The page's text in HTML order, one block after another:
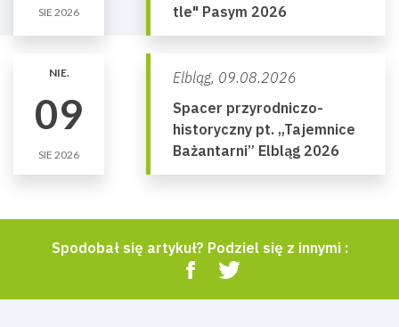
SIE 2026
tle" Pasym 2026
NIE.
09
SIE 2026
Elbląg, 09.08.2026
Spacer przyrodniczo-
historyczny pt. „Tajemnice
Bażantarni” Elbląg 2026
Spodobał się artykuł? Podziel się z innymi :